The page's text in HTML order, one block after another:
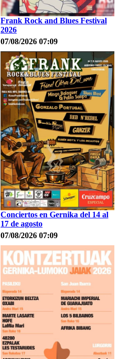
Frank Rock and Blues Festival
2026
07/08/2026 07:09
Conciertos en Gernika del 14 al
17 de agosto
07/08/2026 07:09